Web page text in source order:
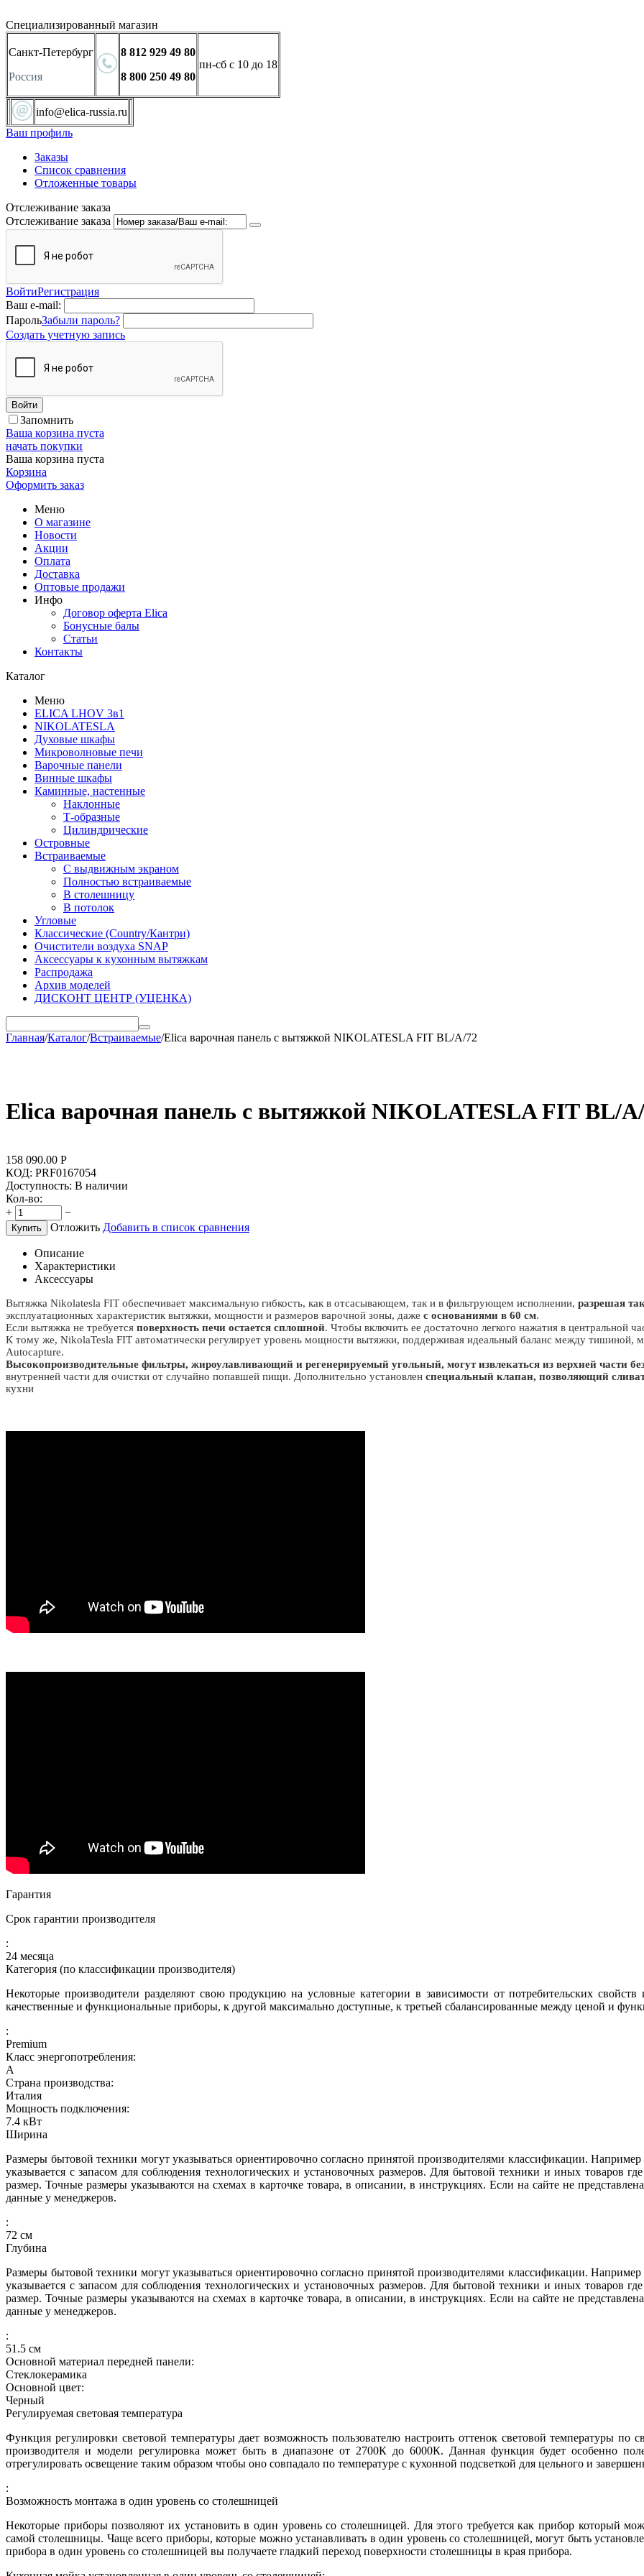
Специализированный магазин
Санкт-Петербург
Россия
8 812 929 49 80
8 800 250 49 80
пн-сб с 10 до 18
info@elica-russia.ru
Ваш профиль
Заказы
Список сравнения
Отложенные товары
Отслеживание заказа
Отслеживание заказа
ВойтиРегистрация
Ваш e-mail:
ПарольЗабыли пароль?
Создать учетную запись
Войти
Запомнить
Ваша корзина пуста
начать покупки
Ваша корзина пуста
Корзина
Оформить заказ
Меню
О магазине
Новости
Акции
Оплата
Доставка
Оптовые продажи
Инфо
Договор оферта Elica
Бонусные балы
Статьи
Контакты
Каталог
Меню
ELICA LHOV 3в1
NIKOLATESLA
Духовые шкафы
Микроволновые печи
Варочные панели
Винные шкафы
Каминные, настенные
Наклонные
Т-образные
Цилиндрические
Островные
Встраиваемые
С выдвижным экраном
Полностью встраиваемые
В столешницу
В потолок
Угловые
Классические (Country/Кантри)
Очистители воздуха SNAP
Аксессуары к кухонным вытяжкам
Распродажа
Архив моделей
ДИСКОНТ ЦЕНТР (УЦЕНКА)
Главная/Каталог/Встраиваемые/Elica варочная панель с вытяжкой NIKOLATESLA FIT BL/A/72
Elica варочная панель с вытяжкой NIKOLATESLA FIT BL/
158 090.00 Р
КОД: PRF0167054
Доступность: В наличии
Кол-во:
+
−
Купить Отложить Добавить в список сравнения
Описание
Характеристики
Аксессуары
Вытяжка Nikolatesla FIT обеспечивает максимальную гибкость, как в отсасывающем, так и в фильтрующем исполнении, разрешая
эксплуатационных характеристик вытяжки, мощности и размеров варочной зоны, даже с основаниями в 60 см.
Если вытяжка не требуется поверхность печи остается сплошной. Чтобы включить ее достаточно легкого нажатия в центральной
К тому же, NikolaTesla FIT автоматически регулирует уровень мощности вытяжки, поддерживая идеальный баланс между тишиной,
Autocapture.
Высокопроизводительные фильтры, жироулавливающий и регенерируемый угольный, могут извлекаться из верхней части
внутренней части для очистки от случайно попавшей пищи. Дополнительно установлен специальный клапан, позволяющий
кухни
Гарантия
Срок гарантии производителя
:
24 месяца
Категория (по классификации производителя)
Некоторые производители разделяют свою продукцию на условные категории в зависимости от потребительских
качественные и функциональные приборы, к другой максимально доступные, к третьей сбалансированные между ценой и
:
Premium
Класс энергопотребления:
A
Страна производства:
Италия
Мощность подключения:
7.4 кВт
Ширина
Размеры бытовой техники могут указываться ориентировочно согласно принятой производителями классификации.
указывается с запасом для соблюдения технологических и установочных размеров. Для бытовой техники и иных товаров
размер. Точные размеры указываются на схемах в карточке товара, в описании, в инструкциях. Если на сайте не
данные у менеджеров.
:
72 см
Глубина
Размеры бытовой техники могут указываться ориентировочно согласно принятой производителями классификации.
указывается с запасом для соблюдения технологических и установочных размеров. Для бытовой техники и иных товаров
размер. Точные размеры указываются на схемах в карточке товара, в описании, в инструкциях. Если на сайте не
данные у менеджеров.
:
51.5 см
Основной материал передней панели:
Стеклокерамика
Основной цвет:
Черный
Регулируемая световая температура
Функция регулировки световой температуры дает возможность пользователю настроить оттенок световой температуры
производителя и модели регулировка может быть в диапазоне от 2700К до 6000К. Данная функция будет особенно
отрегулировать освещение таким образом чтобы оно совпадало по температуре с кухонной подсветкой для цельного и
:
Возможность монтажа в один уровень со столешницей
Некоторые приборы позволяют их установить в один уровень со столешницей. Для этого требуется как прибор который
самой столешницы. Чаще всего приборы, которые можно устанавливать в один уровень со столешницей, могут быть
прибора в один уровень со столешницей вы получаете гладкий переход поверхности столешницы в края прибора.